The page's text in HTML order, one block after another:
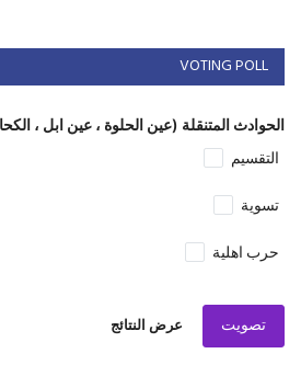
VOTING POLL
الحوادث المتنقلة (عين الحلوة ، عين ابل ،
التقسيم
تسوية
حرب اهلية
تصويت عرض النتائج